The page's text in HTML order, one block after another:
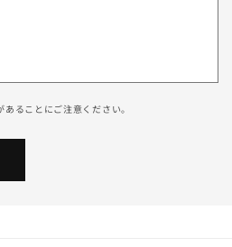
ることにご注意ください。